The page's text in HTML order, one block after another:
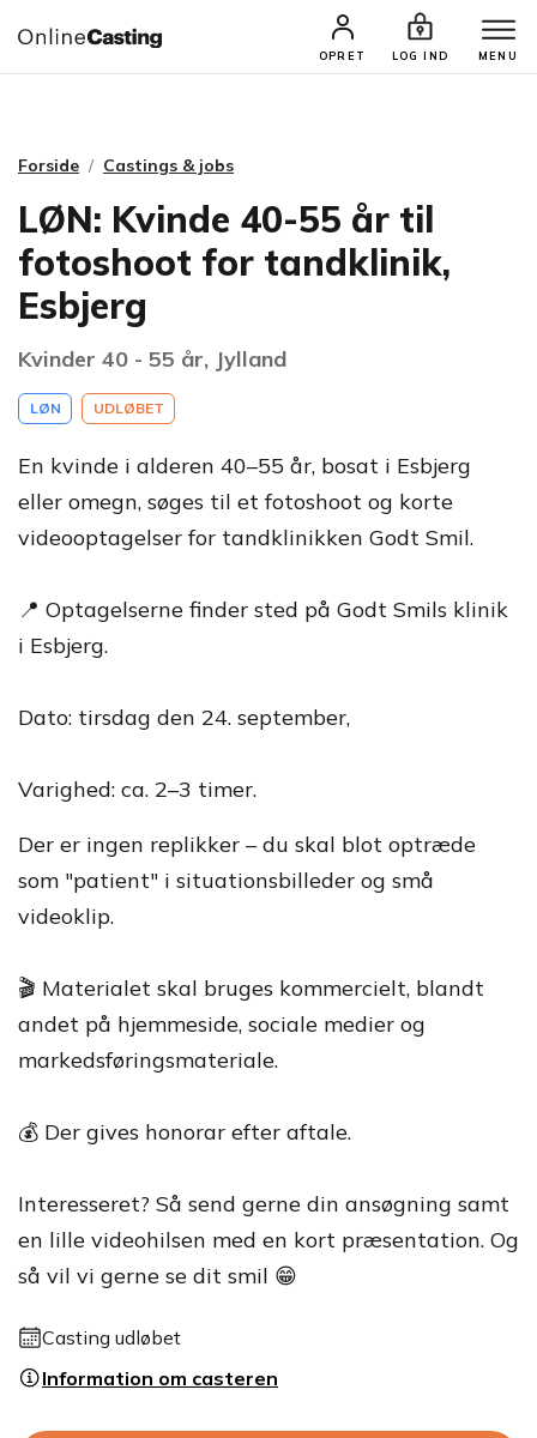
OPRET LOG IND MENU
CASTINGS & JOBS SØG PROFIL
Forside Castings & jobs
LØN: Kvinde 40-55 år til
fotoshoot for tandklinik,
Esbjerg
Kvinder 40 - 55 år, Jylland
LØN UDLØBET
En kvinde i alderen 40–55 år, bosat i Esbjerg
eller omegn, søges til et fotoshoot og korte
videooptagelser for tandklinikken Godt Smil.
📍 Optagelserne finder sted på Godt Smils klinik
i Esbjerg.
Dato: tirsdag den 24. september,
Varighed: ca. 2–3 timer.
Der er ingen replikker – du skal blot optræde
som "patient" i situationsbilleder og små
videoklip.
🎬 Materialet skal bruges kommercielt, blandt
andet på hjemmeside, sociale medier og
markedsføringsmateriale.
💰 Der gives honorar efter aftale.
Interesseret? Så send gerne din ansøgning samt
en lille videohilsen med en kort præsentation. Og
så vil vi gerne se dit smil 😁
Casting udløbet
Information om casteren